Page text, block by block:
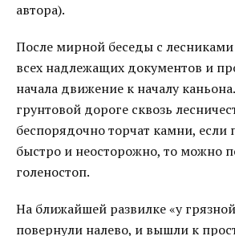
автора).
После мирной беседы с
всех надлежащих документов и
начала движение к началу
грунтовой дороге сквозь
беспорядочно торчат камни, если
быстро и неосторожно, то можно
голеностоп.
На ближайшей развилке «у
повернули налево, и вышли к